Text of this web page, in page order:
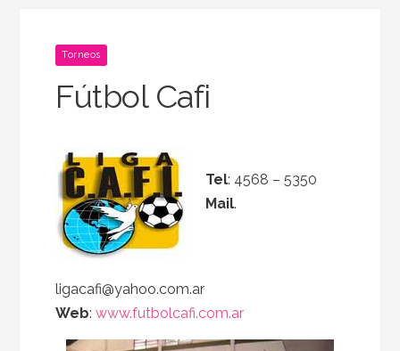
Torneos
Fútbol Cafi
Tel: 4568 – 5350
Mail.
ligacafi@yahoo.com.ar
Web: www.futbolcafi.com.ar